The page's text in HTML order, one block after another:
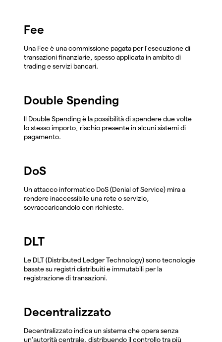
Fee
Una Fee è una commissione pagata per l'esecuzione di
transazioni finanziarie, spesso applicata in ambito di
trading e servizi bancari.
Double Spending
Il Double Spending è la possibilità di spendere due volte
lo stesso importo, rischio presente in alcuni sistemi di
pagamento.
DoS
Un attacco informatico DoS (Denial of Service) mira a
rendere inaccessibile una rete o servizio,
sovraccaricandolo con richieste.
DLT
Le DLT (Distributed Ledger Technology) sono tecnologie
basate su registri distribuiti e immutabili per la
registrazione di transazioni.
Decentralizzato
Decentralizzato indica un sistema che opera senza
un'autorità centrale, distribuendo il controllo tra più